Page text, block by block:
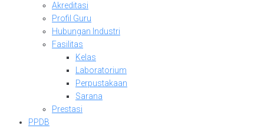
Akreditasi
Profil Guru
Hubungan Industri
Fasilitas
Kelas
Laboratorium
Perpustakaan
Sarana
Prestasi
PPDB